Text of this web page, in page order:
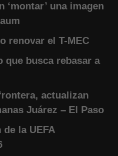
‘montar’ una imagen
renovar el T-MEC
busca rebasar a
actualizan
Juárez – El Paso
de la UEFA